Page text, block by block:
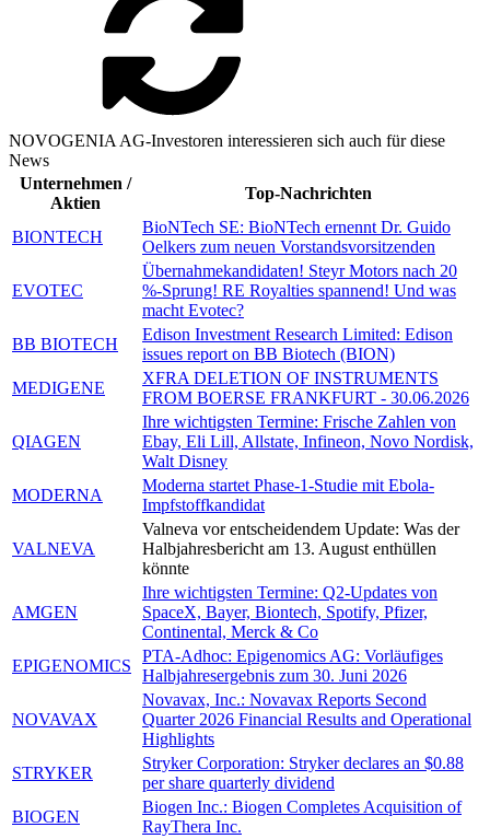
NOVOGENIA AG-Investoren interessieren sich auch für diese
News
Unternehmen /
Aktien
Top-Nachrichten
BIONTECH
BioNTech SE: BioNTech ernennt Dr. Guido
Oelkers zum neuen Vorstandsvorsitzenden
EVOTEC
Übernahmekandidaten! Steyr Motors nach 20
%-Sprung! RE Royalties spannend! Und was
macht Evotec?
BB BIOTECH
Edison Investment Research Limited: Edison
issues report on BB Biotech (BION)
MEDIGENE
XFRA DELETION OF INSTRUMENTS
FROM BOERSE FRANKFURT - 30.06.2026
QIAGEN
Ihre wichtigsten Termine: Frische Zahlen von
Ebay, Eli Lill, Allstate, Infineon, Novo Nordisk,
Walt Disney
MODERNA
Moderna startet Phase-1-Studie mit Ebola-
Impfstoffkandidat
VALNEVA
Valneva vor entscheidendem Update: Was der
Halbjahresbericht am 13. August enthüllen
könnte
AMGEN
Ihre wichtigsten Termine: Q2-Updates von
SpaceX, Bayer, Biontech, Spotify, Pfizer,
Continental, Merck & Co
EPIGENOMICS
PTA-Adhoc: Epigenomics AG: Vorläufiges
Halbjahresergebnis zum 30. Juni 2026
NOVAVAX
Novavax, Inc.: Novavax Reports Second
Quarter 2026 Financial Results and Operational
Highlights
STRYKER
Stryker Corporation: Stryker declares an $0.88
per share quarterly dividend
BIOGEN
Biogen Inc.: Biogen Completes Acquisition of
RayThera Inc.